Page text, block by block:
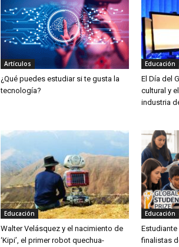
Artículos
¿Qué puedes estudiar si te gusta la
tecnología?
Educación
El Día del
cultural y
industria
Educación
Walter Velásquez y el nacimiento de
‘Kipi’, el primer robot quechua-
Educación
Estudiante
finalistas